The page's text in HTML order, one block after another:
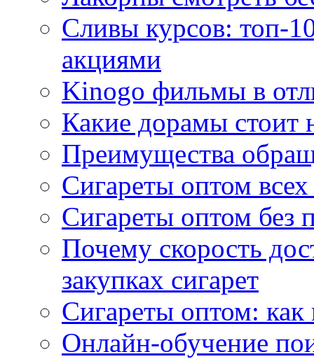
Сливы курсов: топ-
акциями
Kinogo фильмы в
Какие дорамы стоит
Преимущества
Сигареты оптом
Сигареты оптом без
Почему скорость
закупках сигарет
Сигареты оптом:
Онлайн-обучение